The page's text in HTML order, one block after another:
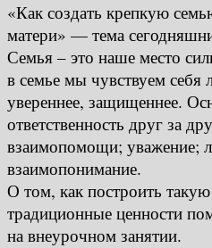
«Как создать крепкую
матери» — тема
Семья – это наше место
в семье мы чувствуем себя
увереннее, защищеннее.
ответственность друг за
взаимопомощи; уважение;
взаимопонимание.
О том, как построить
традиционные ценности
на внеурочном занятии.